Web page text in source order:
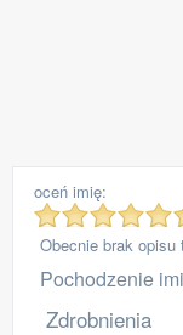
oceń imię:
Obecnie brak opisu
Pochodzenie
Zdrobnienia